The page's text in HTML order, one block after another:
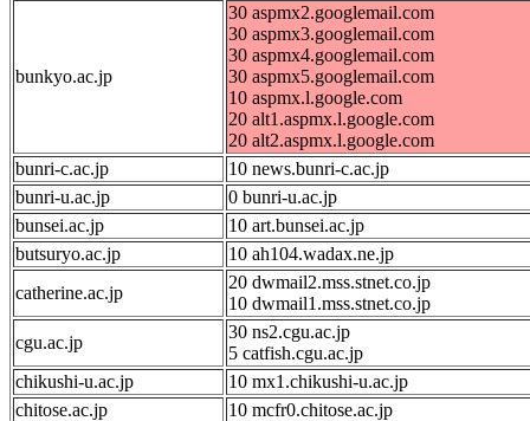
bunkyo.ac.jp
30 aspmx2.googlemail.com
30 aspmx3.googlemail.com
30 aspmx4.googlemail.com
30 aspmx5.googlemail.com
10 aspmx.l.google.com
20 alt1.aspmx.l.google.com
20 alt2.aspmx.l.google.com
bunri-c.ac.jp
10 news.bunri-c.ac.jp
bunri-u.ac.jp
0 bunri-u.ac.jp
bunsei.ac.jp
10 art.bunsei.ac.jp
butsuryo.ac.jp
10 ah104.wadax.ne.jp
catherine.ac.jp
20 dwmail2.mss.stnet.co.jp
10 dwmail1.mss.stnet.co.jp
cgu.ac.jp
30 ns2.cgu.ac.jp
5 catfish.cgu.ac.jp
chikushi-u.ac.jp
10 mx1.chikushi-u.ac.jp
chitose.ac.jp
10 mcfr0.chitose.ac.jp